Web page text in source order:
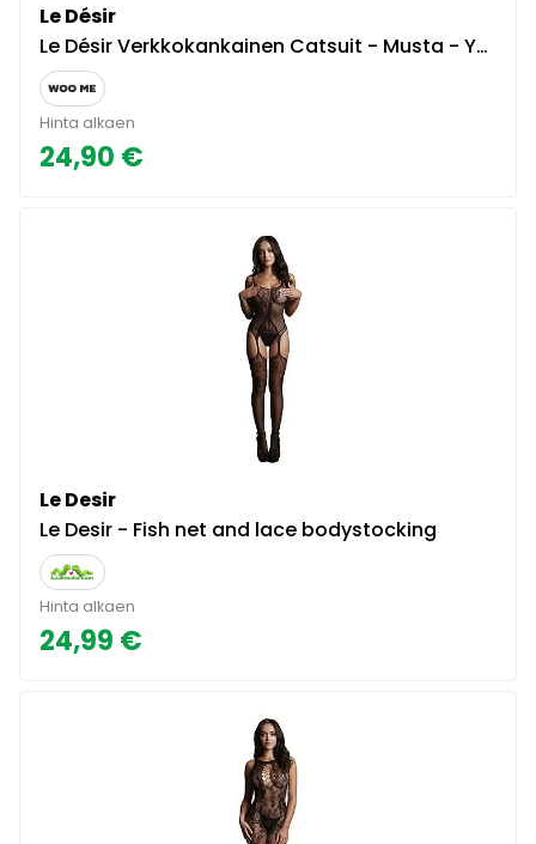
Le Désir
Le Désir Verkkokankainen Catsuit - Musta - Yhdenkoon
Hinta alkaen
24,90 €
Le Desir
Le Desir - Fish net and lace bodystocking
Hinta alkaen
24,99 €